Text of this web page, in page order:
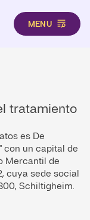
MENU
tratamiento
es De
con un capital de
Mercantil de
cuya sede social
Schiltigheim.